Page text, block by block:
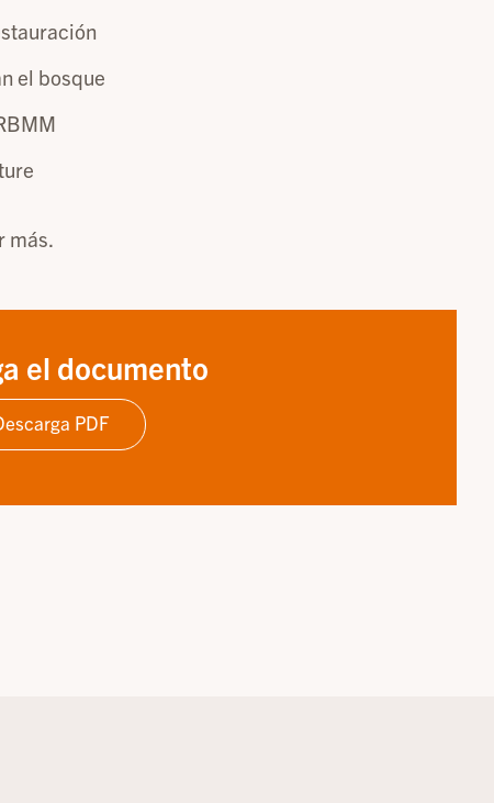
el bosque
más.
el documento
PDF